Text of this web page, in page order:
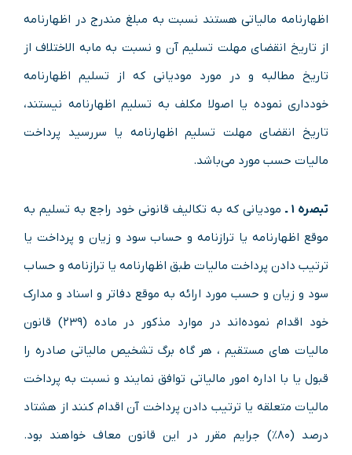
‌اظهارنامه مالیاتی هستند نسبت به مبلغ مندرج در اظهارنامه
از تاریخ‌ انقضای مهلت تسلیم آن و نسبت به مابه ‌الاختلاف از
تاریخ مطالبه و در مورد مودیانی که از تسلیم اظهارنامه
خودداری نموده یا اصولا مکلف به تسلیم اظهارنامه نیستند،
تاریخ انقضای مهلت تسلیم ‌اظهارنامه یا سررسید پرداخت
مالیات حسب مورد می‌باشد.
تبصره ۱ ـ
مودیانی که به تکالیف قانونی خود راجع به تسلیم ‌به
موقع اظهارنامه یا ترازنامه و حساب سود و زیان و پرداخت یا
ترتیب دادن پرداخت مالیات طبق اظهارنامه یا ترازنامه و حساب‌
سود و زیان و حسب مورد ارائه به موقع دفاتر و اسناد و مدارک
خود اقدام نموده‌اند در موارد مذکور در ماده (۲۳۹) قانون‌
مالیات های مستقیم ، هر گاه برگ ‌تشخیص مالیاتی صادره را
قبول یا با اداره امور مالیاتی توافق نمایند و نسبت به پرداخت
مالیات متعلقه یا ترتیب دادن پرداخت آن اقدام‌ کنند از هشتاد
درصد (۸۰%) جرایم مقرر در این قانون معاف خواهند بود.